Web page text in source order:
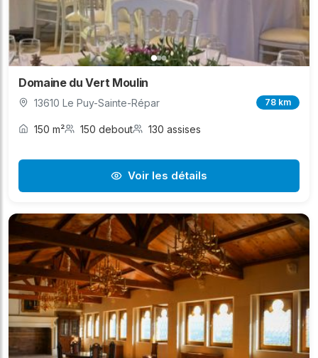
Domaine du Vert Moulin
13610 Le Puy-Sainte-Répar 78 km
150 m² 150 debout 130 assises
Voir les détails